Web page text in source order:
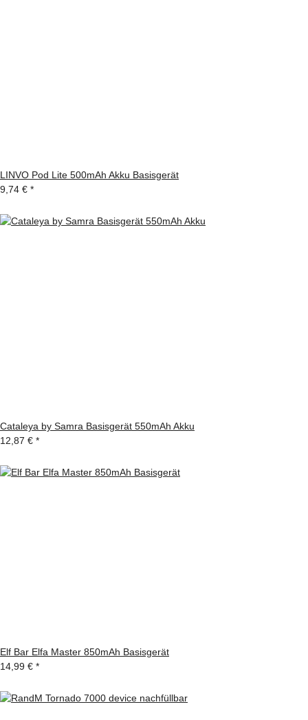
LINVO Pod Lite 500mAh Akku Basisgerät
9,74 € *
Cataleya by Samra Basisgerät 550mAh Akku
12,87 € *
Elf Bar Elfa Master 850mAh Basisgerät
14,99 € *